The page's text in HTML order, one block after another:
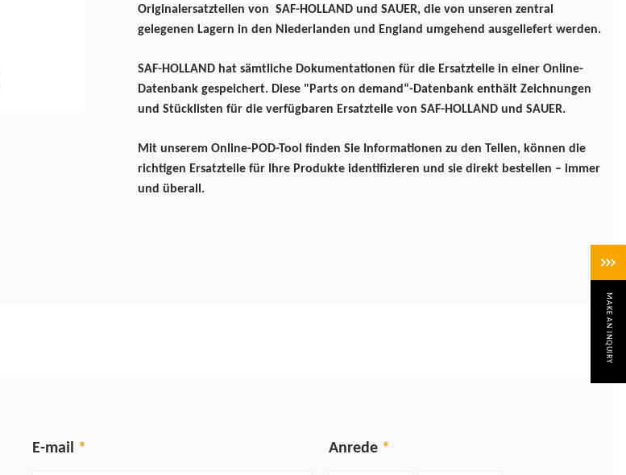
Originalersatzteilen von SAF-HOLLAND und SAUER, die von unseren zentral
gelegenen Lagern in den Niederlanden und England umgehend ausgeliefert werden.
SAF-HOLLAND hat sämtliche Dokumentationen für die Ersatzteile in einer Online-
Datenbank gespeichert. Diese "Parts on demand“-Datenbank enthält Zeichnungen
und Stücklisten für die verfügbaren Ersatzteile von SAF-HOLLAND und SAUER.
Mit unserem Online-POD-Tool finden Sie Informationen zu den Teilen, können die
richtigen Ersatzteile für Ihre Produkte identifizieren und sie direkt bestellen – immer
und überall.
E-mail Anrede
MAKE AN INQUIRY